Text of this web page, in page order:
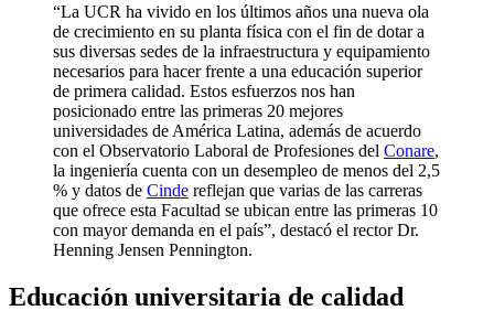
“La UCR ha vivido en los últimos años una nueva ola
de crecimiento en su planta física con el fin de dotar a
sus diversas sedes de la infraestructura y equipamiento
necesarios para hacer frente a una educación superior
de primera calidad. Estos esfuerzos nos han
posicionado entre las primeras 20 mejores
universidades de América Latina, además de acuerdo
con el Observatorio Laboral de Profesiones del Conare,
la ingeniería cuenta con un desempleo de menos del 2,5
% y datos de Cinde reflejan que varias de las carreras
que ofrece esta Facultad se ubican entre las primeras 10
con mayor demanda en el país”, destacó el rector Dr.
Henning Jensen Pennington.
Educación universitaria de calidad